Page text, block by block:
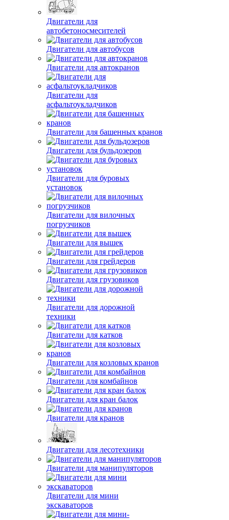
Двигатели для
автобетоносмесителей
Двигатели для автобусов
Двигатели для автокранов
Двигатели для
асфальтоукладчиков
Двигатели для башенных кранов
Двигатели для бульдозеров
Двигатели для буровых
установок
Двигатели для вилочных
погрузчиков
Двигатели для вышек
Двигатели для грейдеров
Двигатели для грузовиков
Двигатели для дорожной
техники
Двигатели для катков
Двигатели для козловых кранов
Двигатели для комбайнов
Двигатели для кран балок
Двигатели для кранов
Двигатели для лесотехники
Двигатели для манипуляторов
Двигатели для мини
экскаваторов